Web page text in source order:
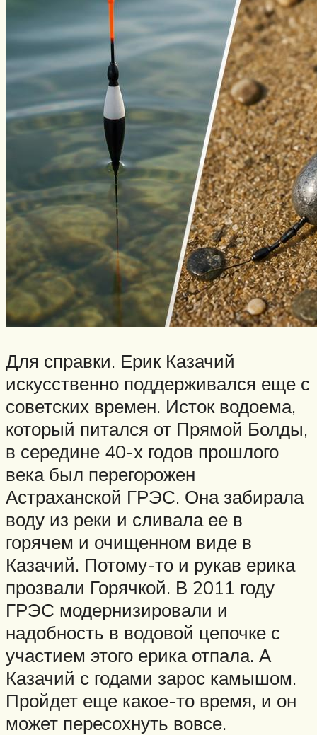
Для справки. Ерик Казачий
искусственно поддерживался еще с
советских времен. Исток водоема,
который питался от Прямой Болды,
в середине 40-х годов прошлого
века был перегорожен
Астраханской ГРЭС. Она забирала
воду из реки и сливала ее в
горячем и очищенном виде в
Казачий. Потому-то и рукав ерика
прозвали Горячкой. В 2011 году
ГРЭС модернизировали и
надобность в водовой цепочке с
участием этого ерика отпала. А
Казачий с годами зарос камышом.
Пройдет еще какое-то время, и он
может пересохнуть вовсе.